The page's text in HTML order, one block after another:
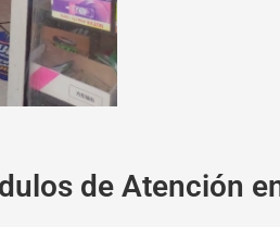
de Atención